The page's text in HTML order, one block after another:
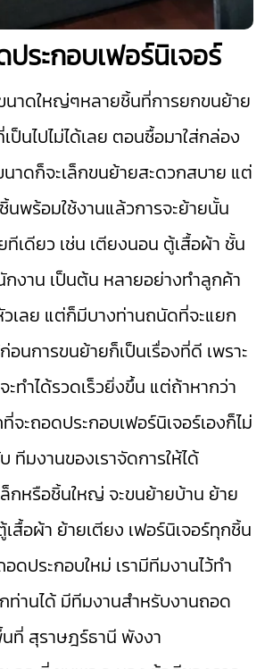
ระกอบเฟอร์นิเจอร์
นาดใหญ่ๆหลายชิ้นที่การยกขนย้าย
ป็นไปไม่ได้เลย ตอนซื้อมาใส่กล่อง
าดก็จะเล็กขนย้ายสะดวกสบาย แต่
นพร้อมใช้งานแล้วการจะย้ายนั้น
ทีเดียว เช่น เตียงนอน ตู้เสื้อผ้า ชั้น
กงาน เป็นต้น หลายอย่างทำลูกค้า
เลย แต่ก็มีบางท่านถนัดที่จะแยก
อนการขนย้ายก็เป็นเรื่องที่ดี เพราะ
ทำได้รวดเร็วยิ่งขึ้น แต่ถ้าหากว่า
จะถอดประกอบเฟอร์นิเจอร์เองก็ไม่
ทีมงานของเราจัดการให้ได้
ล็กหรือชิ้นใหญ่ จะขนย้ายบ้าน ย้าย
สื้อผ้า ย้ายเตียง เฟอร์นิเจอร์ทุกชิ้น
ดประกอบใหม่ เรามีทีมงานไว้ทำ
กท่านได้ มีทีมงานสำหรับงานถอด
ที่ สุราษฎร์ธานี พังงา